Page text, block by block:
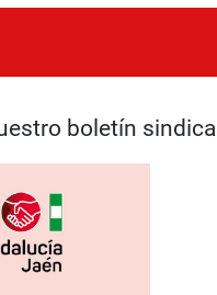
boletín sindical